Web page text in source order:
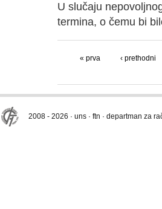
U slučaju
termina, o čemu bi
« prva ‹ prethodni
2008 - 2026 · uns · ftn · departman za